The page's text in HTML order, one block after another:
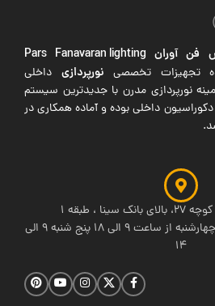
فن آوران Pars Fanavaran lighting
تجهیزات تخصصی نورپردازی داخلی
نورپردازی مدرن با جدیدترین سیستم
داخلی بوده و آماده همکاری در
، طبقه 1
ساعت کاری شیراز: شنبه تا چهارشنبه از ساعت 9 الی 18 پنج شنبه 9 الی
14